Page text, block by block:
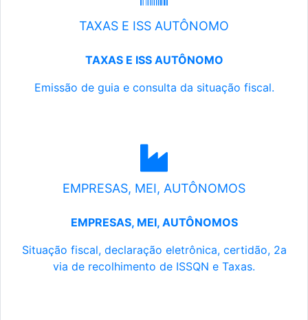
TAXAS E ISS AUTÔNOMO
TAXAS E ISS AUTÔNOMO
Emissão de guia e consulta da situação fiscal.
EMPRESAS, MEI, AUTÔNOMOS
EMPRESAS, MEI, AUTÔNOMOS
Situação fiscal, declaração eletrônica, certidão, 2a
via de recolhimento de ISSQN e Taxas.